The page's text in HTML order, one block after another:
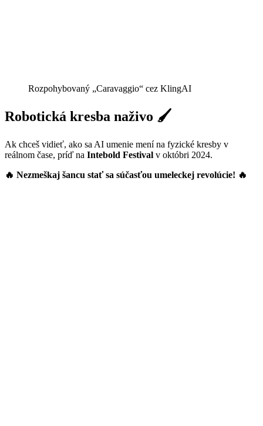
Rozpohybovaný „Caravaggio“ cez KlingAI
Robotická kresba naživo 🖌️
Ak chceš vidieť, ako sa AI umenie mení na fyzické kresby v
reálnom čase, príď na Intebold Festival v októbri 2024.
🔥 Nezmeškaj šancu stať sa súčasťou umeleckej revolúcie! 🔥